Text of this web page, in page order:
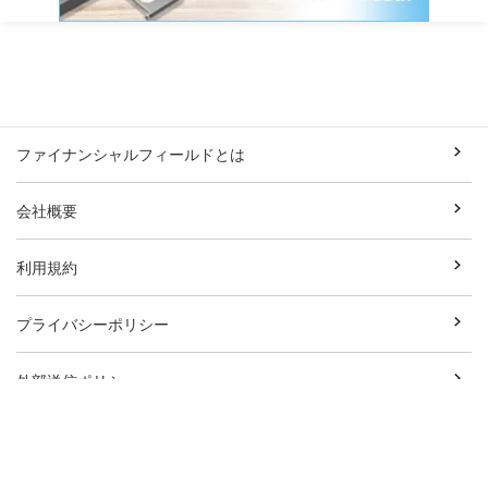
ファイナンシャルフィールドとは
会社概要
利用規約
プライバシーポリシー
外部送信ポリシー